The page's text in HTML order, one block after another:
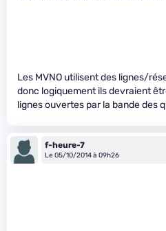
Les MVNO utilisent des lignes/
donc logiquement ils devraient
lignes ouvertes par la bande des
f-heure-7
Le 05/10/2014 à 09h26